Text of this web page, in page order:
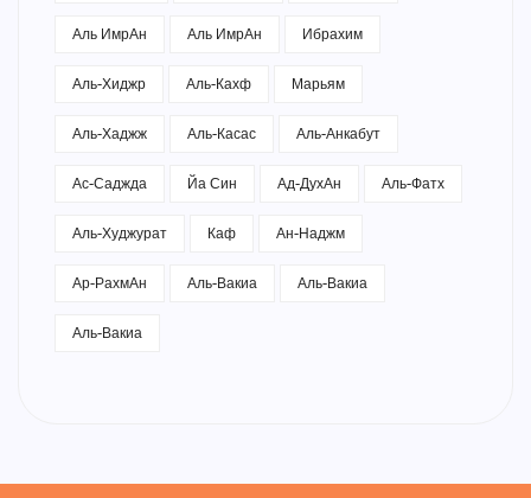
Аль ИмрАн
Аль ИмрАн
Ибрахим
Аль-Хиджр
Аль-Кахф
Марьям
Аль-Хаджж
Аль-Касас
Аль-Анкабут
Ас-Саджда
Йа Син Ад-ДухАн
Аль-Фатх
Аль-Худжурат
Каф
Ан-Наджм
Ар-РахмАн
Аль-Вакиа
Аль-Вакиа
Аль-Вакиа